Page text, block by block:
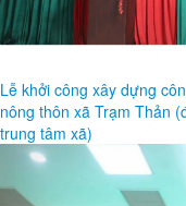
Lễ khởi công xây dựng
nông thôn xã Trạm Thản
trung tâm xã)